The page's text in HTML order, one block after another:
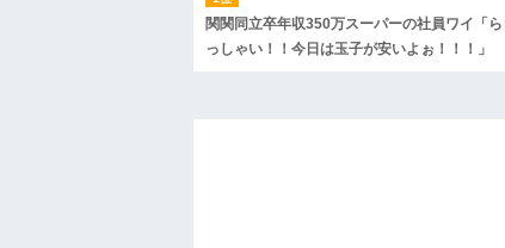
れ
関関同立卒年収350万スーパーの社員ワイ「
っしゃい！！今日は玉子が安いよぉ！！！」